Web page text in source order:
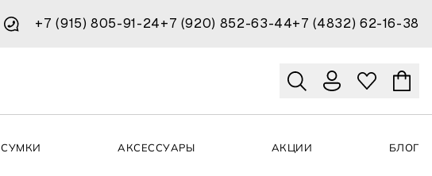
+7 (915) 805-91-24+7 (920) 852-63-44+7 (4832) 62-16-38
СУМКИ АКСЕССУАРЫ АКЦИИ БЛОГ